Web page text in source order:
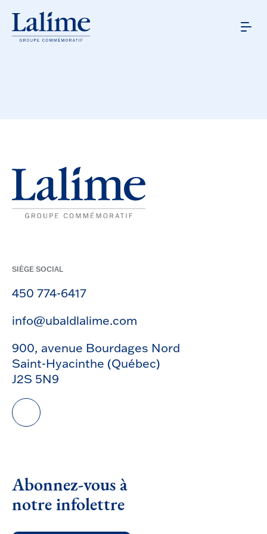
SIÈGE SOCIAL
450 774-6417
info@ubaldlalime.com
900, avenue Bourdages Nord
Saint-Hyacinthe (Québec)
J2S 5N9
Abonnez-vous à
notre infolettre